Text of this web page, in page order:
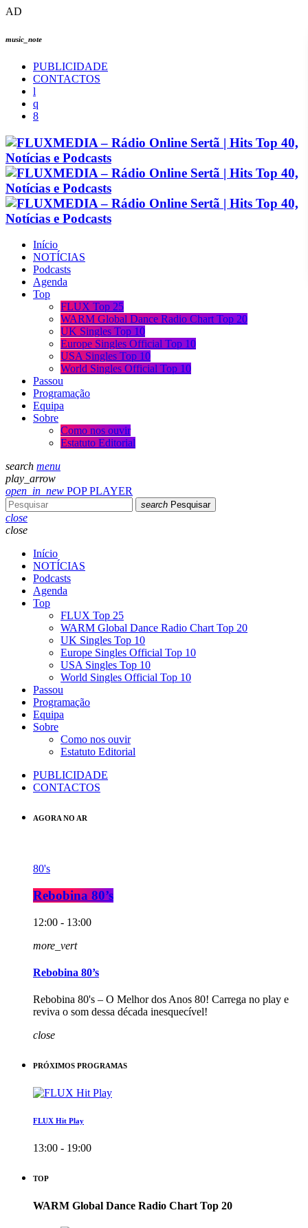
AD
music_note
PUBLICIDADE
CONTACTOS
Início
NOTÍCIAS
Podcasts
Agenda
Top
FLUX Top 25
WARM Global Dance Radio Chart Top 20
UK Singles Top 10
Europe Singles Official Top 10
USA Singles Top 10
World Singles Official Top 10
Passou
Programação
Equipa
Sobre
Como nos ouvir
Estatuto Editorial
search menu
play_arrow
open_in_new POP PLAYER
search Pesquisar
close
close
Início
NOTÍCIAS
Podcasts
Agenda
Top
FLUX Top 25
WARM Global Dance Radio Chart Top 20
UK Singles Top 10
Europe Singles Official Top 10
USA Singles Top 10
World Singles Official Top 10
Passou
Programação
Equipa
Sobre
Como nos ouvir
Estatuto Editorial
PUBLICIDADE
CONTACTOS
AGORA NO AR
80's
Rebobina 80’s
12:00 - 13:00
more_vert
Rebobina 80’s
Rebobina 80's – O Melhor dos Anos 80! Carrega no play e
reviva o som dessa década inesquecível!
close
PRÓXIMOS PROGRAMAS
FLUX Hit Play
13:00 - 19:00
TOP
WARM Global Dance Radio Chart Top 20